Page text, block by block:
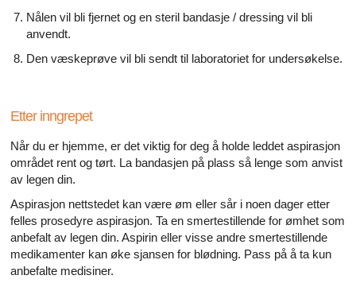
Nålen vil bli fjernet og en steril bandasje / dressing vil bli
anvendt.
Den væskeprøve vil bli sendt til laboratoriet for undersøkelse.
Etter inngrepet
Når du er hjemme, er det viktig for deg å holde leddet aspirasjon
området rent og tørt. La bandasjen på plass så lenge som anvist
av legen din.
Aspirasjon nettstedet kan være øm eller sår i noen dager etter
felles prosedyre aspirasjon. Ta en smertestillende for ømhet som
anbefalt av legen din. Aspirin eller visse andre smertestillende
medikamenter kan øke sjansen for blødning. Pass på å ta kun
anbefalte medisiner.